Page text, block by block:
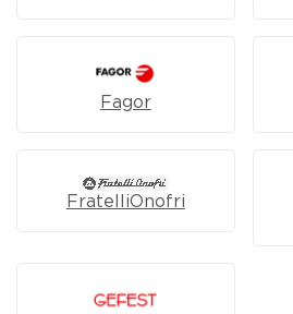
Fagor
FratelliOnofri